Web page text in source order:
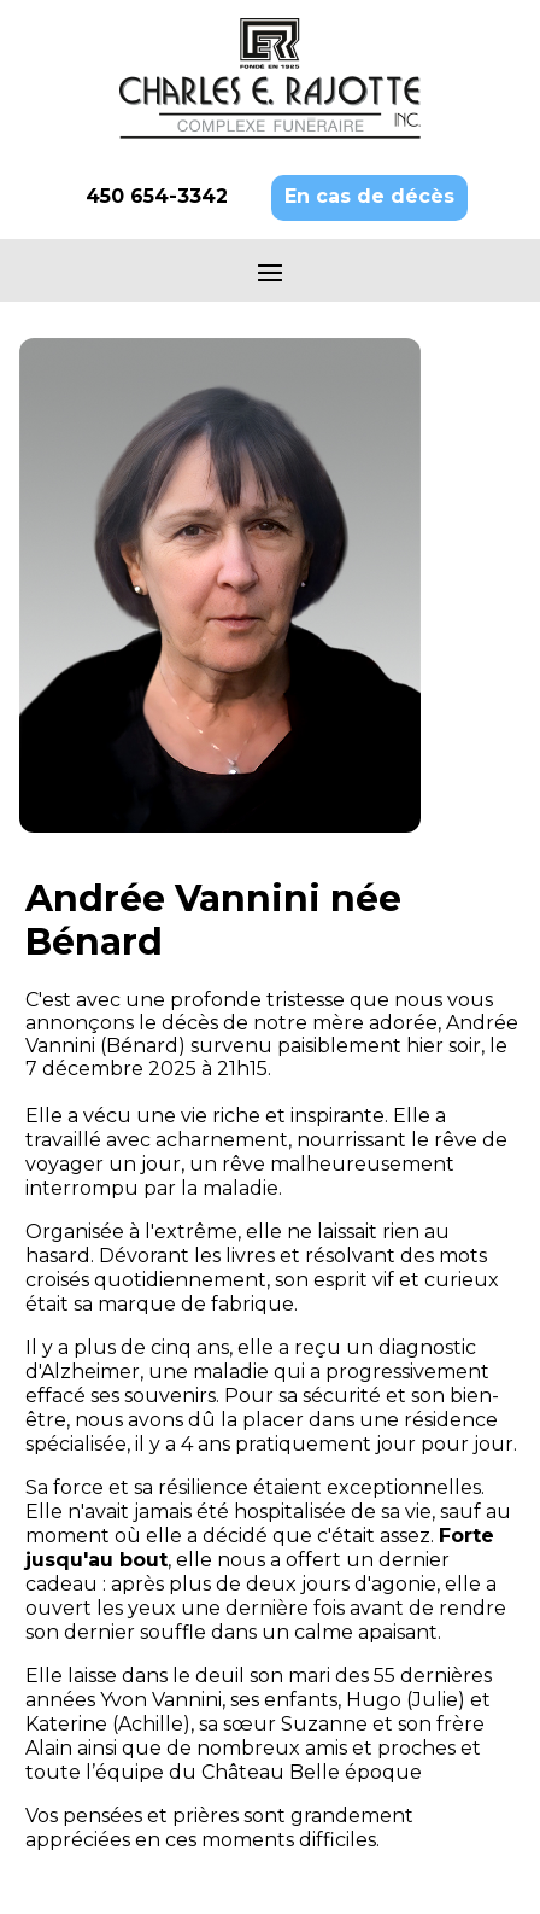
450 654-3342 En cas de décès
Andrée Vannini née
Bénard
C'est avec une profonde tristesse que nous vous
annonçons le décès de notre mère adorée, Andrée
Vannini (Bénard) survenu paisiblement hier soir, le
7 décembre 2025 à 21h15.
Elle a vécu une vie riche et inspirante. Elle a
travaillé avec acharnement, nourrissant le rêve de
voyager un jour, un rêve malheureusement
interrompu par la maladie.
Organisée à l'extrême, elle ne laissait rien au
hasard. Dévorant les livres et résolvant des mots
croisés quotidiennement, son esprit vif et curieux
était sa marque de fabrique.
Il y a plus de cinq ans, elle a reçu un diagnostic
d'Alzheimer, une maladie qui a progressivement
effacé ses souvenirs. Pour sa sécurité et son bien-
être, nous avons dû la placer dans une résidence
spécialisée, il y a 4 ans pratiquement jour pour jour.
Sa force et sa résilience étaient exceptionnelles.
Elle n'avait jamais été hospitalisée de sa vie, sauf au
moment où elle a décidé que c'était assez. Forte
jusqu'au bout, elle nous a offert un dernier
cadeau : après plus de deux jours d'agonie, elle a
ouvert les yeux une dernière fois avant de rendre
son dernier souffle dans un calme apaisant.
Elle laisse dans le deuil son mari des 55 dernières
années Yvon Vannini, ses enfants, Hugo (Julie) et
Katerine (Achille), sa sœur Suzanne et son frère
Alain ainsi que de nombreux amis et proches et
toute l’équipe du Château Belle époque
Vos pensées et prières sont grandement
appréciées en ces moments difficiles.